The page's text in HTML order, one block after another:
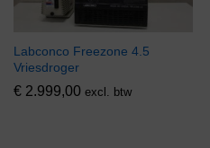
Labconco Freezone 4.5
Vriesdroger
€ 2.999,00 excl. btw